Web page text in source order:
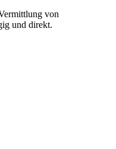
von
und direkt.